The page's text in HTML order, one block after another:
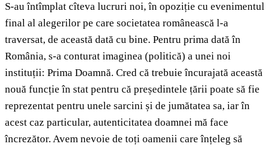
S-au întîmplat cîteva lucruri noi, în opoziție cu evenimentul
final al alegerilor pe care societatea românească l-a
traversat, de această dată cu bine. Pentru prima dată în
România, s-a conturat imaginea (politică) a unei noi
instituții: Prima Doamnă. Cred că trebuie încurajată această
nouă funcție în stat pentru că președintele țării poate să fie
reprezentat pentru unele sarcini și de jumătatea sa, iar în
acest caz particular, autenticitatea doamnei mă face
încrezător. Avem nevoie de toți oamenii care înțeleg să